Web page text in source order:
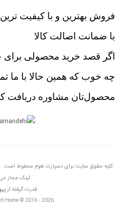
فروش بهترین و با کیفیت
با ضمانت اصالت کالا
اگر قصد خرید محصولی برای
چه خوب که همین حالا با ما
محصول‌تان مشاوره دریافت
کلیه حقوق سایت برای دِسپارت هوم محفوظ است .
لینک مجاز
قدرت گرفته از
Home © 2016 - 2026